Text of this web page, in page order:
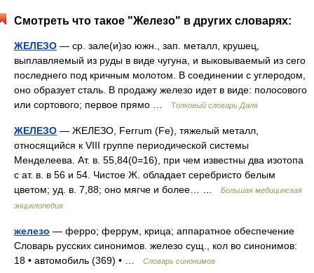
Смотреть что такое "Железо" в других словарях:
ЖЕЛЕЗО — ср. зале(и)зо южн., зап. металл, крушец,
выплавляемый из руды в виде чугуна, и выковываемый из сего
последнего под кричным молотом. В соединении с углеродом,
оно образует сталь. В продажу железо идет в виде: полосового
или сортового; первое прямо …
Толковый словарь Даля
ЖЕЛЕЗО — ЖЕЛЕЗО, Ferrum (Fe), тяжелый металл,
относящийся к VIII группе периодической системы
Менделеева. Ат. в. 55,84(0=16), при чем известны два изотопа
с ат. в. в 56 и 54. Чистое Ж. обладает серебристо белым
цветом; уд. в. 7,88; оно мягче и более… …
Большая медицинская
энциклопедия
железо — ферро; феррум, крица; аппаратное обеспечение
Словарь русских синонимов. железо сущ., кол во синонимов:
18 • автомобиль (369) • …
Словарь синонимов